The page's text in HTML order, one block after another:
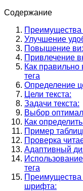
Содержание
Преимущества
Улучшение
Повышение
Привлечение
Как
тега
Определение
Цели текста:
Задачи текста:
Выбор
Как
Пример
Проверка
Адаптивный
тега
Преимущества
шрифта: